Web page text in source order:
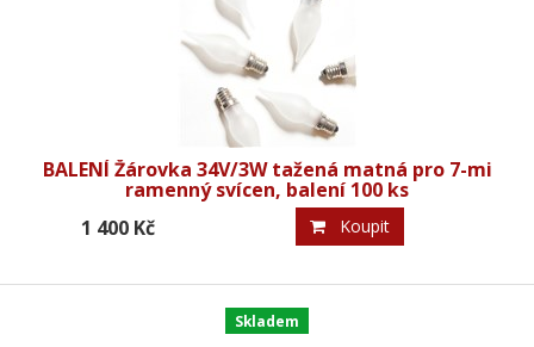
BALENÍ Žárovka 34V/3W tažená matná pro 7-mi
ramenný svícen, balení 100 ks
1 400 Kč Koupit
Skladem